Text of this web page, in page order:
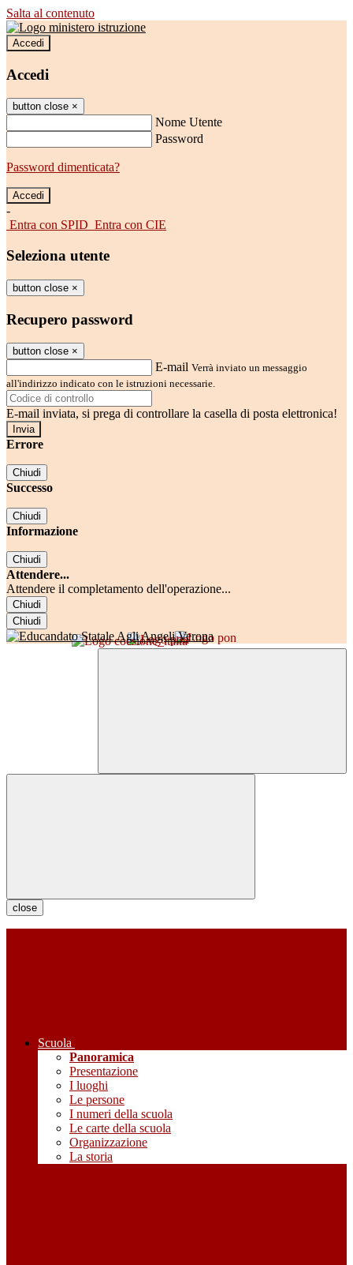
Salta al contenuto
Accedi
Accedi
button close ×
Nome Utente
Password
Password dimenticata?
-
Entra con SPID Entra con CIE
Seleziona utente
button close ×
Recupero password
button close ×
E-mail Verrà inviato un messaggio
all'indirizzo indicato con le istruzioni necessarie.
E-mail inviata, si prega di controllare la casella di posta elettronica!
Errore
Chiudi
Successo
Chiudi
Informazione
Chiudi
Attendere...
Attendere il completamento dell'operazione...
Chiudi
Chiudi
close
Scuola
Panoramica
Presentazione
I luoghi
Le persone
I numeri della scuola
Le carte della scuola
Organizzazione
La storia